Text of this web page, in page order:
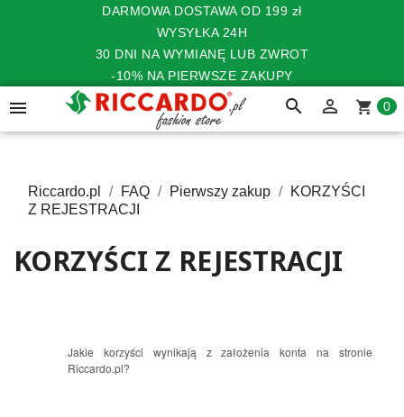
DARMOWA DOSTAWA OD 199 zł
WYSYŁKA 24H
30 DNI NA WYMIANĘ LUB ZWROT
-10% NA PIERWSZE ZAKUPY
 search  shopping_cart 0
Riccardo.pl FAQ Pierwszy zakup
KORZYŚCI
Z REJESTRACJI
KORZYŚCI Z REJESTRACJI
Jakie korzyści wynikają z założenia konta na stronie
Riccardo.pl?